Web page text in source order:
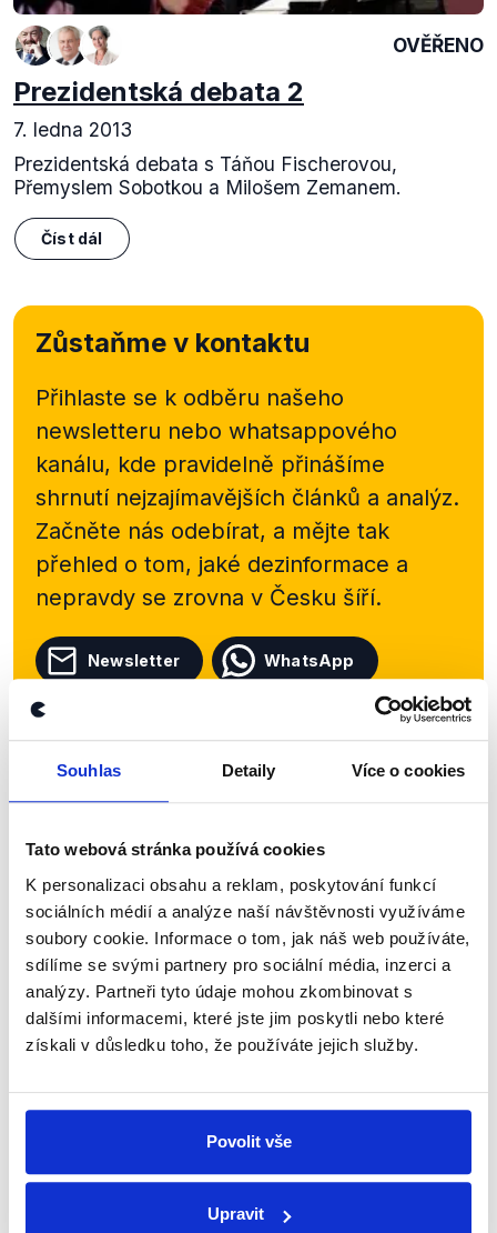
Souhlas Detaily Více o cookies
Tato webová stránka používá cookies
K personalizaci obsahu a reklam, poskytování funkcí
sociálních médií a analýze naší návštěvnosti využíváme
soubory cookie. Informace o tom, jak náš web používáte,
sdílíme se svými partnery pro sociální média, inzerci a
analýzy. Partneři tyto údaje mohou zkombinovat s
dalšími informacemi, které jste jim poskytli nebo které
získali v důsledku toho, že používáte jejich služby.
Povolit vše
Upravit
OVĚŘENO
Prezidentská debata 2
7. ledna 2013
Prezidentská debata s Táňou Fischerovou,
Přemyslem Sobotkou a Milošem Zemanem.
Číst dál
Zůstaňme v kontaktu
Přihlaste se k odběru našeho
newsletteru nebo whatsappového
kanálu, kde pravidelně přinášíme
shrnutí nejzajímavějších článků a analýz.
Začněte nás odebírat, a mějte tak
přehled o tom, jaké dezinformace a
nepravdy se zrovna v Česku šíří.
Newsletter WhatsApp
Sociální sítě
z Demagog.cz. Sdílením našich
příspěvků přátelům podpoříte naši
práci.
Demagog.cz, z.s.